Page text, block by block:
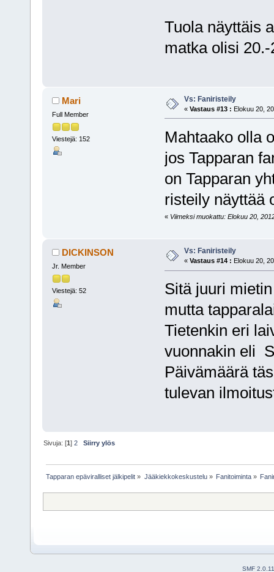
Tuola näyttäis
matka olisi
Mari
Full Member
Viestejä: 152
Vs: Faniristeily
« Vastaus #13 : Elokuu 20,
Mahtaako olla
jos Tapparan
on Tapparan
risteily näyttää
« Viimeksi muokattu: Elokuu 20,
DICKINSON
Jr. Member
Viestejä: 52
Vs: Faniristeily
« Vastaus #14 : Elokuu 20,
Sitä juuri
mutta
Tietenkin eri
vuonnakin eli
Päivämäärä
tulevan
Sivuja: [1]2 Siirry ylös
Tapparan epäviralliset jälkipelit » Jääkiekkokeskustelu» Fanitoiminta»
SMF 2.0.11